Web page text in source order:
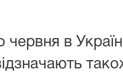
в